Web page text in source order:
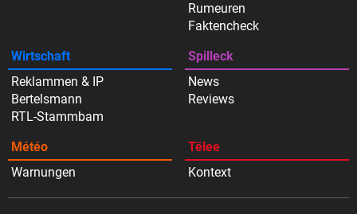
Rumeuren
Faktencheck
Wirtschaft
Reklammen & IP
Bertelsmann
RTL-Stammbam
Spilleck
News
Reviews
Météo
Warnungen
Tëlee
Kontext